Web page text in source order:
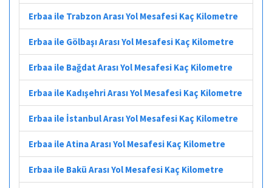
Erbaa ile Trabzon Arası Yol Mesafesi Kaç Kilometre
Erbaa ile Gölbaşı Arası Yol Mesafesi Kaç Kilometre
Erbaa ile Bağdat Arası Yol Mesafesi Kaç Kilometre
Erbaa ile Kadışehri Arası Yol Mesafesi Kaç Kilometre
Erbaa ile İstanbul Arası Yol Mesafesi Kaç Kilometre
Erbaa ile Atina Arası Yol Mesafesi Kaç Kilometre
Erbaa ile Bakü Arası Yol Mesafesi Kaç Kilometre